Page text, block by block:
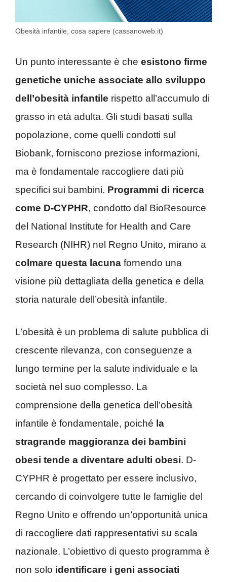
Obesità infantile, cosa sapere (cassanoweb.it)
Un punto interessante è che esistono firme
genetiche uniche associate allo sviluppo
dell’obesità infantile rispetto all’accumulo di
grasso in età adulta. Gli studi basati sulla
popolazione, come quelli condotti sul
Biobank, forniscono preziose informazioni,
ma è fondamentale raccogliere dati più
specifici sui bambini. Programmi di ricerca
come D-CYPHR, condotto dal BioResource
del National Institute for Health and Care
Research (NIHR) nel Regno Unito, mirano a
colmare questa lacuna fornendo una
visione più dettagliata della genetica e della
storia naturale dell’obesità infantile.
L’obesità è un problema di salute pubblica di
crescente rilevanza, con conseguenze a
lungo termine per la salute individuale e la
società nel suo complesso. La
comprensione della genetica dell’obesità
infantile è fondamentale, poiché la
stragrande maggioranza dei bambini
obesi tende a diventare adulti obesi. D-
CYPHR è progettato per essere inclusivo,
cercando di coinvolgere tutte le famiglie del
Regno Unito e offrendo un’opportunità unica
di raccogliere dati rappresentativi su scala
nazionale. L’obiettivo di questo programma è
non solo identificare i geni associati